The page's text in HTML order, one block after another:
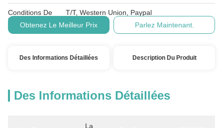
Conditions De
Paiement:
T/T, Western Union, Paypal
Obtenez Le Meilleur Prix
Parlez Maintenant.
Des Informations Détaillées Description Du Produit
Des Informations Détaillées
La